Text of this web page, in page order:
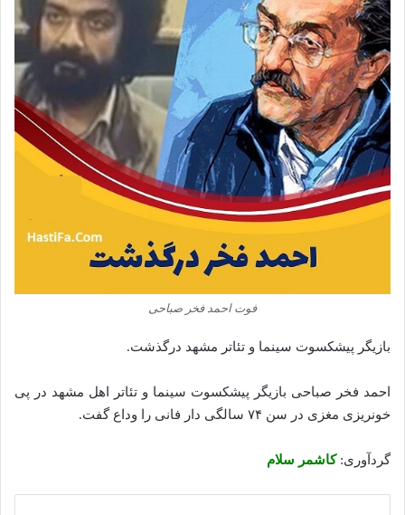
فوت احمد فخر صباحی
بازیگر پیشکسوت سینما و تئاتر مشهد درگذشت.
احمد فخر صباحی بازیگر پیشکسوت سینما و تئاتر اهل مشهد در پی
خونریزی مغزی در سن ۷۴ سالگی دار فانی را وداع گفت.
گردآوری:کاشمر سلام